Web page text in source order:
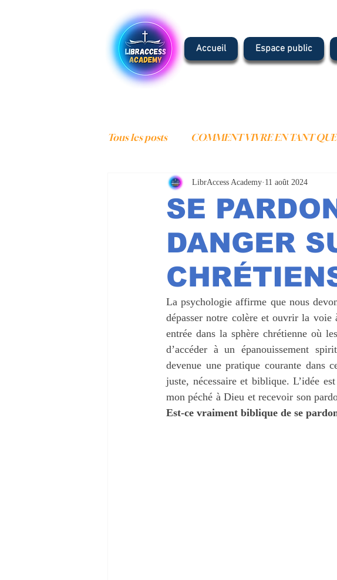
Accueil Espace public
Tous les posts COMMENT VIVRE EN TANT
COMMENCER LA VIE CHRETIENNE
ESCHATOLOGIE ADORATION LES
NOTRE VERITABLE IDENTITE EN CHRIST
SE
DANGER
LibrAccess Academy 11 août 2024
La psychologie affirme que nous
dépasser notre colère et ouvrir la
entrée dans la sphère chrétienne où
d’accéder à un épanouissement
devenue une pratique courante dans
juste, nécessaire et biblique. L’idée
Est-ce vraiment biblique de se